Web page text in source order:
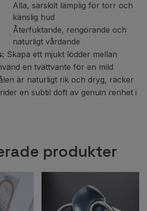
Alla, särskilt lämplig för torr och
känslig hud
Återfuktande, rengörande och
naturligt vårdande
Skapa ett mjukt lödder mellan
en tvättvante för en mild
är naturligt rik och dryg, räcker
en subtil doft av genuin renhet i
produkter